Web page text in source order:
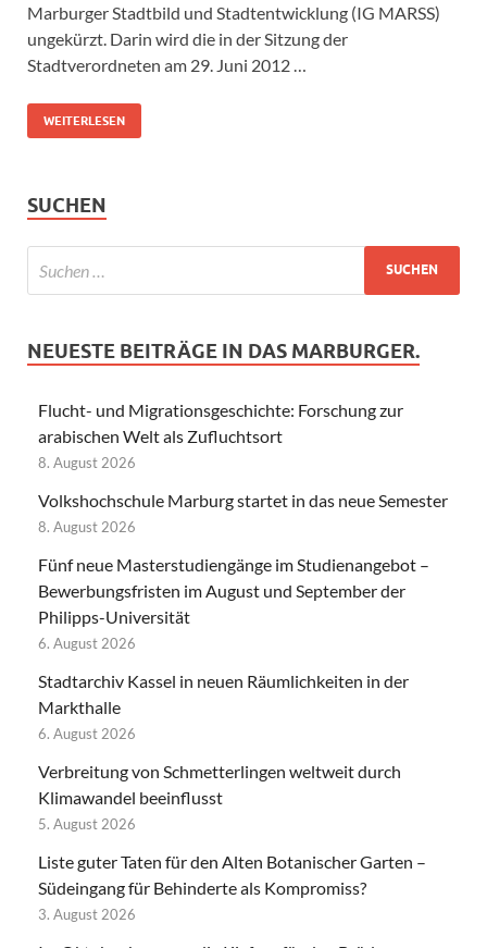
Marburger Stadtbild und Stadtentwicklung (IG MARSS)
ungekürzt. Darin wird die in der Sitzung der
Stadtverordneten am 29. Juni 2012 …
WEITERLESEN
SUCHEN
NEUESTE BEITRÄGE IN DAS MARBURGER.
Flucht- und Migrationsgeschichte: Forschung zur
arabischen Welt als Zufluchtsort
8. August 2026
Volkshochschule Marburg startet in das neue Semester
8. August 2026
Fünf neue Masterstudiengänge im Studienangebot –
Bewerbungsfristen im August und September der
Philipps-Universität
6. August 2026
Stadtarchiv Kassel in neuen Räumlichkeiten in der
Markthalle
6. August 2026
Verbreitung von Schmetterlingen weltweit durch
Klimawandel beeinflusst
5. August 2026
Liste guter Taten für den Alten Botanischer Garten –
Südeingang für Behinderte als Kompromiss?
3. August 2026